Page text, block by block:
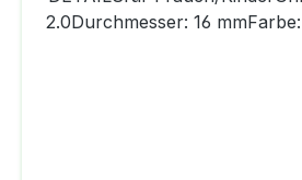
2.0Durchmesser: 16